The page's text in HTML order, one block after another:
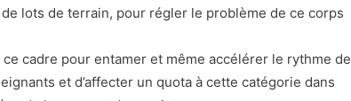
lots de terrain, pour régler le problème de ce corps
cadre pour entamer et même accélérer le rythme de
et d’affecter un quota à cette catégorie dans